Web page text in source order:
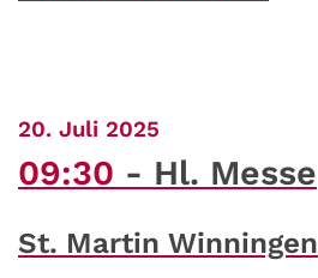
20. Juli 2025
09:30 Hl. Messe
St. Martin Winningen